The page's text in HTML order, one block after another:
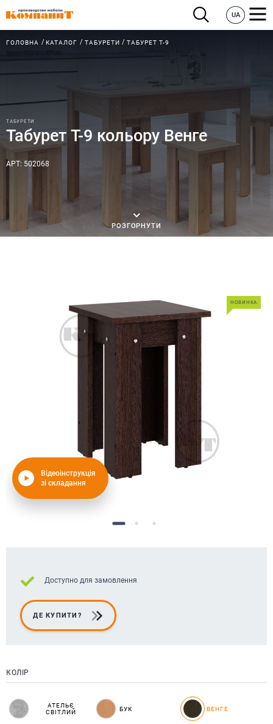
UA
ГОЛОВНА КАТАЛОГ ТАБУРЕТИ ТАБУРЕТ T-9
ТАБУРЕТИ
Табурет T-9 кольору Венге
АРТ: 502068
РОЗГОРНУТИ
Відеоінструкція
зі складання
НОВИНКА
Доступно для замовлення
ДЕ КУПИТИ?
КОЛІР
АТЕЛЬЄ
СВІТЛИЙ
БУК ВЕНГЕ